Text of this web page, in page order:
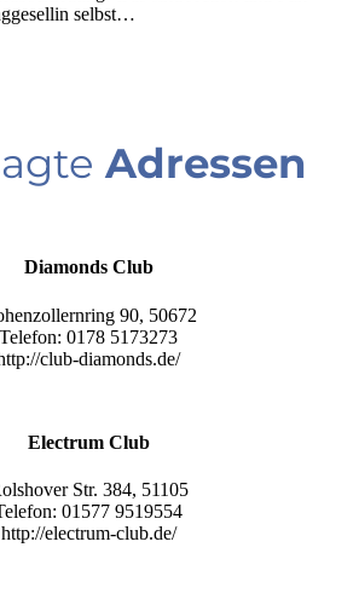
selbst…
Adressen
Diamonds Club
90, 50672
Telefon: 0178 5173273
club-diamonds.de/
Electrum Club
Str. 384, 51105
01577 9519554
http://electrum-club.de/